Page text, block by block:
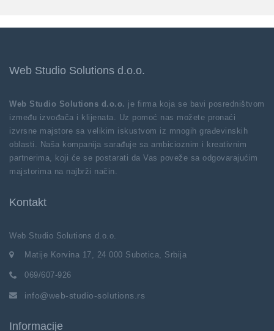
Web Studio Solutions d.o.o.
Web Studio Solutions d.o.o. je firma koja se bavi posredništvom
između izvođača i klijenata. Uz pomoć nas možete pronaći
izvrsne majstore sa velikim iskustvom iz mnogih građevinskih
oblasti. Naša kompanija sarađuje sa ambicioznim i kreativnim
partnerima, koji će se postarati da Vas poveže sa odgovarajućim
majstorima na najbrži način.
Kontakt
Web Studio Solutions d.o.o.
Matije Korvina 17, 24 000 Subotica, Srbija
069/607-926
info@web-studio-solutions.rs
Informacije